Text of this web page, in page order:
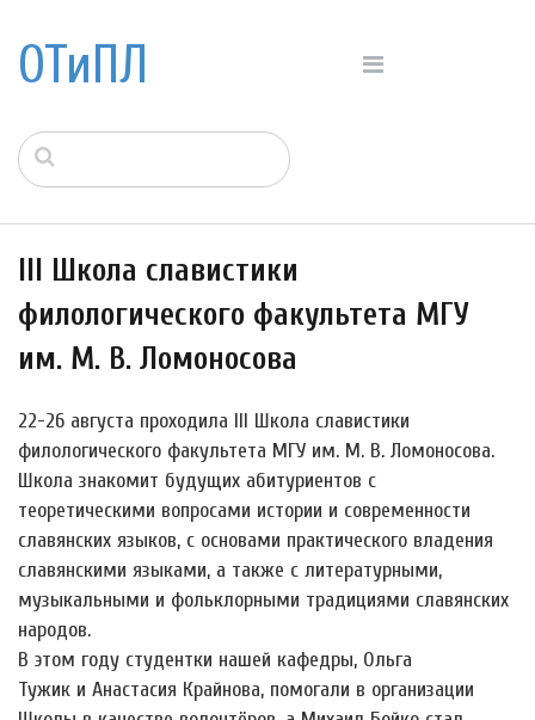
ОТиПЛ
III Школа славистики
филологического факультета МГУ
им. М. В. Ломоносова
22-26 августа проходила III Школа славистики
филологического факультета МГУ им. М. В. Ломоносова.
Школа знакомит будущих абитуриентов с
теоретическими вопросами истории и современности
славянских языков, с основами практического владения
славянскими языками, а также с литературными,
музыкальными и фольклорными традициями славянских
народов.
В этом году студентки нашей кафедры, Ольга
Тужик и Анастасия Крайнова, помогали в организации